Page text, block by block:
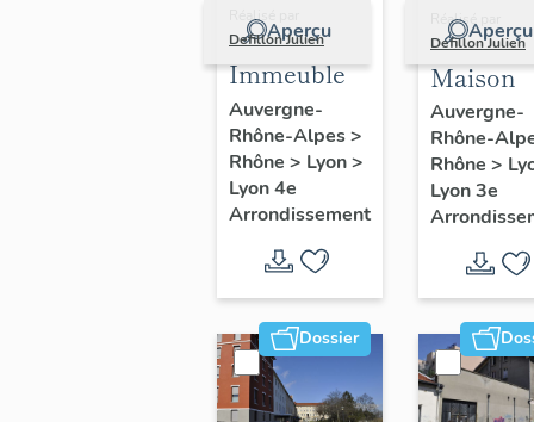
Aperçu
Réalisé par
Defillon Julien
Immeuble
Auvergne-
Rhône-Alpes>
Rhône > Lyon>
Lyon 4e
Arrondissement
Aperçu
Réalisé par
Defillon Julien
Maison
Auvergne-
Rhône-
Rhône >
Lyon 3e
Dossier